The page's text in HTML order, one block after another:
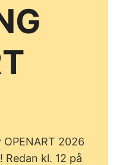
2026
Redan kl. 12 på